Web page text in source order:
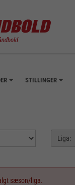
STILLINGER
Liga:
sæson/liga.